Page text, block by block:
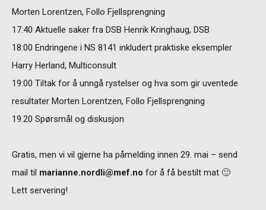
Morten Lorentzen, Follo Fjellsprengning
17:40 Aktuelle saker fra DSB Henrik Kringhaug, DSB
18:00 Endringene i NS 8141 inkludert praktiske eksempler
Harry Herland, Multiconsult
19:00 Tiltak for å unngå rystelser og hva som gir uventede
resultater Morten Lorentzen, Follo Fjellsprengning
19.20 Spørsmål og diskusjon
Gratis, men vi vil gjerne ha påmelding innen 29. mai – send
mail til marianne.nordli@mef.no for å få bestilt mat 🙂
Lett servering!